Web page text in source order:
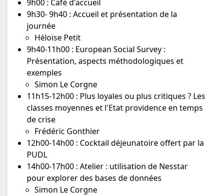
9h00 : Café d'accueil
9h30- 9h40 : Accueil et présentation de la
journée
Héloïse Petit
9h40-11h00 : European Social Survey :
Présentation, aspects méthodologiques et
exemples
Simon Le Corgne
11h15-12h00 : Plus loyales ou plus critiques ? Les
classes moyennes et l'Etat providence en temps
de crise
Frédéric Gonthier
12h00-14h00 : Cocktail déjeunatoire offert par la
PUDL
14h00-17h00 : Atelier : utilisation de Nesstar
pour explorer des bases de données
Simon Le Corgne